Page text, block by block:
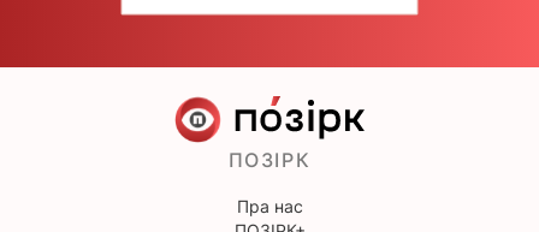
ПОЗІРК
Пра нас